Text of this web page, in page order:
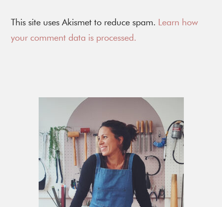
This site uses Akismet to reduce spam. Learn how
your comment data is processed.
Primary